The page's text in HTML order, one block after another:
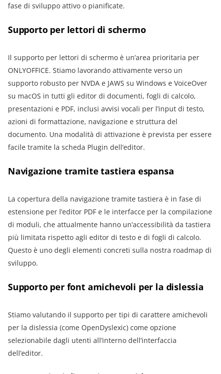
fase di sviluppo attivo o pianificate.
Supporto per lettori di schermo
Il supporto per lettori di schermo è un’area prioritaria per
ONLYOFFICE. Stiamo lavorando attivamente verso un
supporto robusto per NVDA e JAWS su Windows e VoiceOver
su macOS in tutti gli editor di documenti, fogli di calcolo,
presentazioni e PDF, inclusi avvisi vocali per l’input di testo,
azioni di formattazione, navigazione e struttura del
documento. Una modalità di attivazione è prevista per essere
facile tramite la scheda Plugin dell’editor.
Navigazione tramite tastiera espansa
La copertura della navigazione tramite tastiera è in fase di
estensione per l’editor PDF e le interfacce per la compilazione
di moduli, che attualmente hanno un’accessibilità da tastiera
più limitata rispetto agli editor di testo e di fogli di calcolo.
Questo è uno degli elementi concreti sulla nostra roadmap di
sviluppo.
Supporto per font amichevoli per la dislessia
Stiamo valutando il supporto per tipi di carattere amichevoli
per la dislessia (come OpenDyslexic) come opzione
selezionabile dagli utenti all’interno dell’interfaccia
dell’editor.